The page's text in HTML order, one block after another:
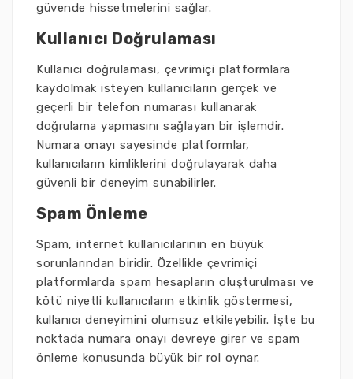
güvende hissetmelerini sağlar.
Kullanıcı Doğrulaması
Kullanıcı doğrulaması, çevrimiçi platformlara
kaydolmak isteyen kullanıcıların gerçek ve
geçerli bir telefon numarası kullanarak
doğrulama yapmasını sağlayan bir işlemdir.
Numara onayı sayesinde platformlar,
kullanıcıların kimliklerini doğrulayarak daha
güvenli bir deneyim sunabilirler.
Spam Önleme
Spam, internet kullanıcılarının en büyük
sorunlarından biridir. Özellikle çevrimiçi
platformlarda spam hesapların oluşturulması ve
kötü niyetli kullanıcıların etkinlik göstermesi,
kullanıcı deneyimini olumsuz etkileyebilir. İşte bu
noktada numara onayı devreye girer ve spam
önleme konusunda büyük bir rol oynar.